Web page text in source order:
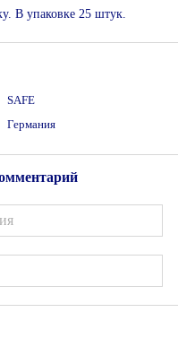
В упаковке 25 штук.
SAFE
Германия